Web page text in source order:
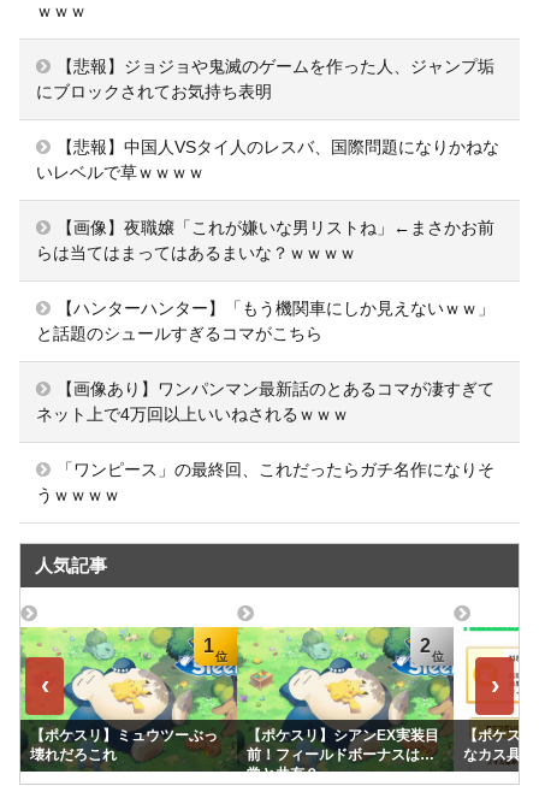
ｗｗｗ
【悲報】ジョジョや鬼滅のゲームを作った人、ジャンプ垢
にブロックされてお気持ち表明
【悲報】中国人VSタイ人のレスバ、国際問題になりかねな
いレベルで草ｗｗｗｗ
【画像】夜職嬢「これが嫌いな男リストね」←まさかお前
らは当てはまってはあるまいな？ｗｗｗｗ
【ハンターハンター】「もう機関車にしか見えないｗｗ」
と話題のシュールすぎるコマがこちら
【画像あり】ワンパンマン最新話のとあるコマが凄すぎて
ネット上で4万回以上いいねされるｗｗｗ
「ワンピース」の最終回、これだったらガチ名作になりそ
うｗｗｗｗ
人気記事
‹
1
【ポケスリ】ミュウツーぶっ
壊れだろこれ
2
【ポケスリ】シアンEX実装目
前！フィールドボーナスは通
常と共有？
【ポケス
なカス具合
›